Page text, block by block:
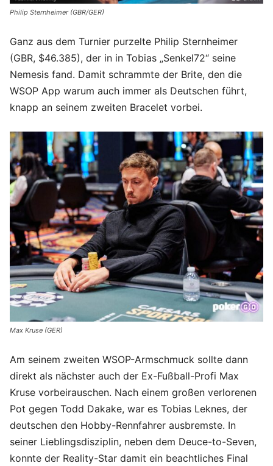
Philip Sternheimer (GBR/GER)
Ganz aus dem Turnier purzelte Philip Sternheimer
(GBR, $46.385), der in in Tobias „Senkel72“ seine
Nemesis fand. Damit schrammte der Brite, den die
WSOP App warum auch immer als Deutschen führt,
knapp an seinem zweiten Bracelet vorbei.
Max Kruse (GER)
Am seinem zweiten WSOP-Armschmuck sollte dann
direkt als nächster auch der Ex-Fußball-Profi Max
Kruse vorbeirauschen. Nach einem großen verlorenen
Pot gegen Todd Dakake, war es Tobias Leknes, der
deutschen den Hobby-Rennfahrer ausbremste. In
seiner Lieblingsdisziplin, neben dem Deuce-to-Seven,
konnte der Reality-Star damit ein beachtliches Final